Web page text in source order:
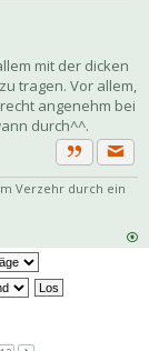
mit der dicken
tragen. Vor allem,
angenehm bei
durch^^.
Zitat
Verzehr durch ein